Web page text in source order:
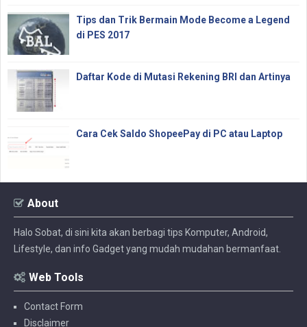
Tips dan Trik Bermain Mode Become a Legend
di PES 2017
Daftar Kode di Mutasi Rekening BRI dan Artinya
Cara Cek Saldo ShopeePay di PC atau Laptop
About
Halo Sobat, di sini kita akan berbagi tips Komputer, Android,
Lifestyle, dan info Gadget yang mudah mudahan bermanfaat.
Web Tools
Contact Form
Disclaimer